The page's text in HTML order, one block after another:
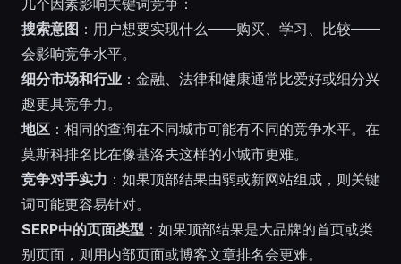
搜索意图 ：用户想要实现什么——购买、学习、比较——
会影响竞争水平。
细分市场和行业 ：金融、法律和健康通常比爱好或细分兴
趣更具竞争力。
地区 ：相同的查询在不同城市可能有不同的竞争水平。在
莫斯科排名比在像基洛夫这样的小城市更难。
竞争对手实力 ：如果顶部结果由弱或新网站组成，则关键
词可能更容易针对。
SERP中的页面类型 ：如果顶部结果是大品牌的首页或类
别页面，则用内部页面或博客文章排名会更难。